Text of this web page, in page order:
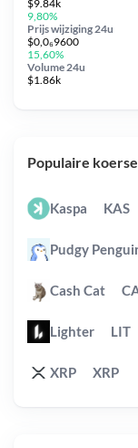
Prijs wijziging 24u
$0,0₆9600
15,60%
$9.84k
9,80%
Volume 24u
$1.86k
Populaire
Kaspa KAS
Pudgy
Cash Cat
Lighter LIT
XRP XRP